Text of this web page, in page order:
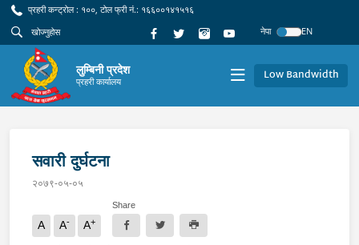
प्रहरी कन्ट्रोल : १००, टोल फ्री नं.: १६६००१४१५१६
नेपा
EN
लुम्बिनी प्रदेश
प्रहरी कार्यालय Low Bandwidth
सवारी दुर्घटना
२०७९-०५-०५
A A- A+
Share